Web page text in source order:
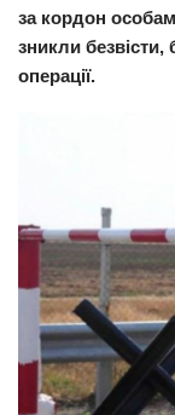
Прикарпаття
Економіка
Наука
Технології
Історії
Рецепти
Привітання
за кордон
зникли безвісти,
операції.